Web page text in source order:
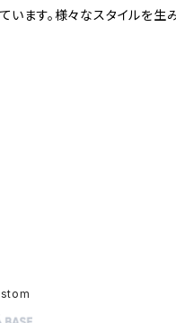
ます。様々なスタイルを生